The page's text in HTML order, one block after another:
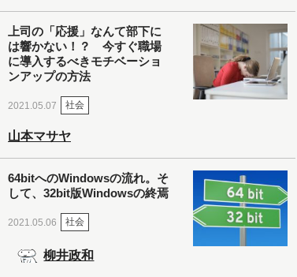
上司の「応援」なんて部下に
は響かない！？ 今すぐ職場
に導入するべきモチベーショ
ンアップの方法
2021.05.07 社会
山本マサヤ
64bitへのWindowsの流れ。そ
して、32bit版Windowsの終焉
2021.05.06 社会
柳井政和